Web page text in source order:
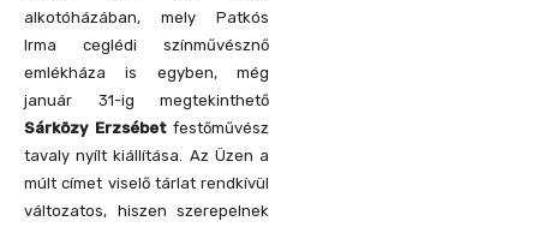
alkotóházában, mely Patkós
Irma ceglédi színművésznő
emlékháza is egyben, még
január 31-ig megtekinthető
Sárközy Erzsébet festőművész
tavaly nyílt kiállítása. Az Üzen a
múlt címet viselő tárlat rendkívül
változatos, hiszen szerepelnek